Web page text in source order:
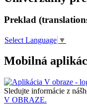
Preklad
Select Language ▼
Mobilná
Sledujte informácie z
V OBRAZE.